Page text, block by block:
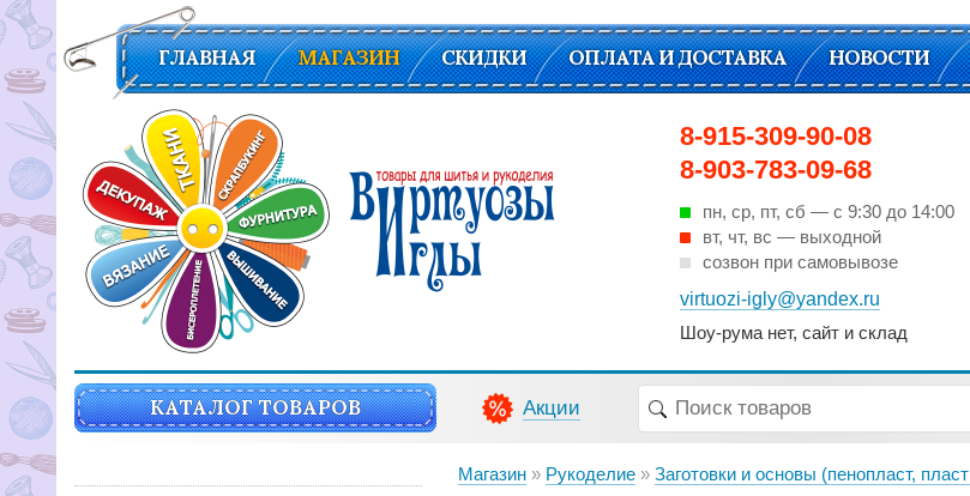
8-915-309-90-08
8-903-783-09-68
пн, ср, пт, cб — с 9:30 до 14:00
вт, чт, вс — выходной
созвон при самовывозе
virtuozi-igly@yandex.ru
Шоу-рума нет, сайт и склад
ГЛАВНАЯ МАГАЗИН СКИДКИ ОПЛАТА И ДОСТАВКА НОВОСТИ
КАТАЛОГ ТОВАРОВ Акции
Магазин Рукоделие Заготовки и основы (пенопласт, пластик, металл, дерево)